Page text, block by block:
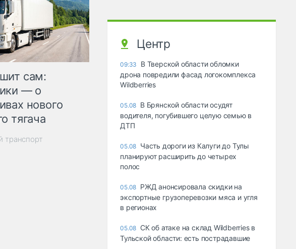
сам:
— о
нового
тягача
транспорт
Центр
09:33
В Тверской области обломки
дрона повредили фасад логокомплекса
Wildberries
05.08 В Брянской области осудят
водителя, погубившего целую семью в
ДТП
05.08 Часть дороги из Калуги до Тулы
планируют расширить до четырех
полос
05.08 РЖД анонсировала скидки на
экспортные грузоперевозки мяса и угля
в регионах
05.08 СК об атаке на склад Wildberries в
Тульской области: есть пострадавшие